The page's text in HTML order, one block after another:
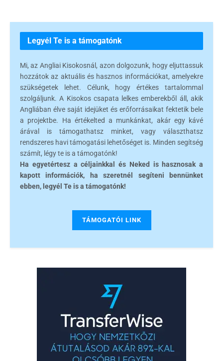
Legyél Te is a támogatónk
Mi, az Angliai Kisokosnál, azon dolgozunk, hogy eljuttassuk
hozzátok az aktuális és hasznos információkat, amelyekre
szükségetek lehet. Célunk, hogy értékes tartalommal
szolgáljunk. A Kisokos csapata lelkes emberekből áll, akik
Angliában élve saját idejüket és erőforrásaikat fektetik bele
a projektbe. Ha értékelted a munkánkat, akár egy kávé
árával is támogathatsz minket, vagy választhatsz
rendszeres havi támogatási lehetőséget is. Minden segítség
számít, légy te is a támogatónk!
Ha egyetértesz a céljainkkal és Neked is hasznosak a
kapott információk, ha szeretnél segíteni bennünket
ebben, legyél Te is a támogatónk!
TÁMOGATÓI LINK